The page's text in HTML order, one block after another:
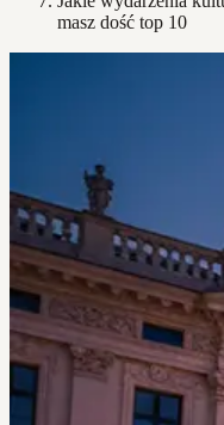
masz dość top 10